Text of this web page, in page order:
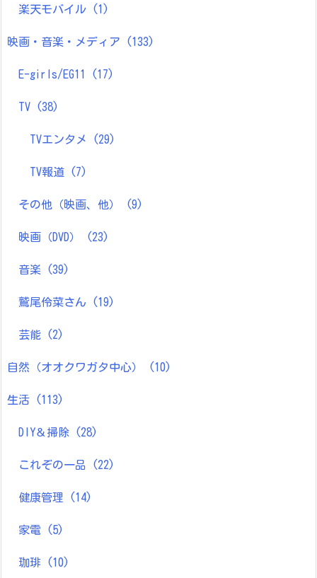
楽天モバイル (1)
映画・音楽・メディア (133)
E-girls/EG11 (17)
TV (38)
TVエンタメ (29)
TV報道 (7)
その他（映画、他） (9)
映画（DVD） (23)
音楽 (39)
鷲尾伶菜さん (19)
芸能 (2)
自然（オオクワガタ中心） (10)
生活 (113)
DIY＆掃除 (28)
これぞの一品 (22)
健康管理 (14)
家電 (5)
珈琲 (10)